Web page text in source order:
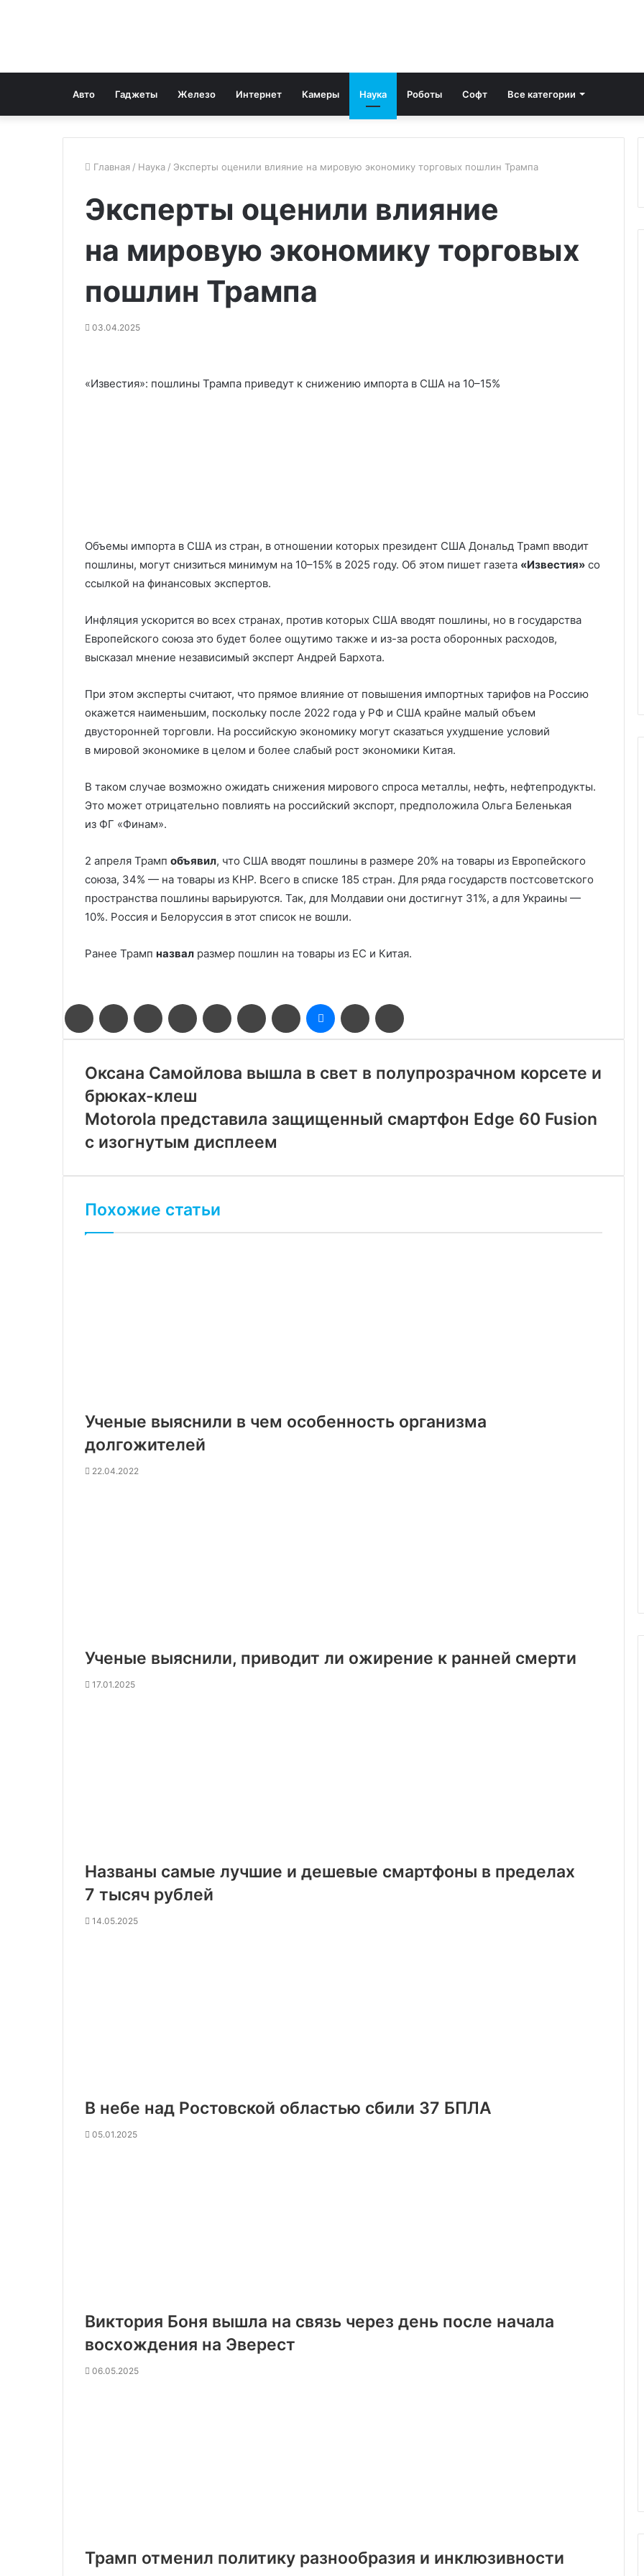
Авто Гаджеты Железо Интернет Камеры Наука Роботы Софт Все категории
Главная / Наука / Эксперты оценили влияние на мировую экономику торговых пошлин Трампа
Эксперты оценили влияние
на мировую экономику торговых
пошлин Трампа
03.04.2025
«Известия»: пошлины Трампа приведут к снижению импорта в США на 10–15%
Объемы импорта в США из стран, в отношении которых президент США Дональд Трамп вводит
пошлины, могут снизиться минимум на 10–15% в 2025 году. Об этом пишет газета «Известия» со
ссылкой на финансовых экспертов.
Инфляция ускорится во всех странах, против которых США вводят пошлины, но в государства
Европейского союза это будет более ощутимо также и из-за роста оборонных расходов,
высказал мнение независимый эксперт Андрей Бархота.
При этом эксперты считают, что прямое влияние от повышения импортных тарифов на Россию
окажется наименьшим, поскольку после 2022 года у РФ и США крайне малый объем
двусторонней торговли. На российскую экономику могут сказаться ухудшение условий
в мировой экономике в целом и более слабый рост экономики Китая.
В таком случае возможно ожидать снижения мирового спроса металлы, нефть, нефтепродукты.
Это может отрицательно повлиять на российский экспорт, предположила Ольга Беленькая
из ФГ «Финам».
2 апреля Трамп объявил, что США вводят пошлины в размере 20% на товары из Европейского
союза, 34% — на товары из КНР. Всего в списке 185 стран. Для ряда государств постсоветского
пространства пошлины варьируются. Так, для Молдавии они достигнут 31%, а для Украины —
10%. Россия и Белоруссия в этот список не вошли.
Ранее Трамп назвал размер пошлин на товары из ЕС и Китая.
FacebookTwitter LinkedIn Pinterest Reddit ВконтактеОдноклассники
MessengerПоделиться
через
электронную
Оксана Самойлова вышла в свет в полупрозрачном корсете и
брюках-клеш
Motorola представила защищенный смартфон Edge 60 Fusion
с изогнутым дисплеем
Похожие статьи
Ученые выяснили в чем особенность организма
долгожителей
22.04.2022
Ученые выяснили, приводит ли ожирение к ранней смерти
17.01.2025
Названы самые лучшие и дешевые смартфоны в пределах
7 тысяч рублей
14.05.2025
В небе над Ростовской областью сбили 37 БПЛА
05.01.2025
Виктория Боня вышла на связь через день после начала
восхождения на Эверест
06.05.2025
Трамп отменил политику разнообразия и инклюзивности